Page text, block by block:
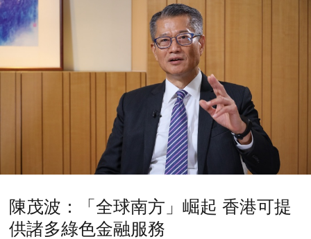
陳茂波：「全球南方」崛起 香港可提
供諸多綠色金融服務